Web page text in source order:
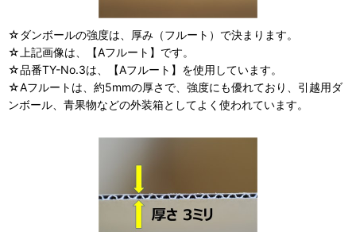
☆ダンボールの強度は、厚み（フルート）で決まります。
☆上記画像は、【Aフルート】です。
☆品番TY-No.3は、【Aフルート】を使用しています。
☆Aフルートは、約5mmの厚さで、強度にも優れており、引越用ダ
ンボール、青果物などの外装箱としてよく使われています。